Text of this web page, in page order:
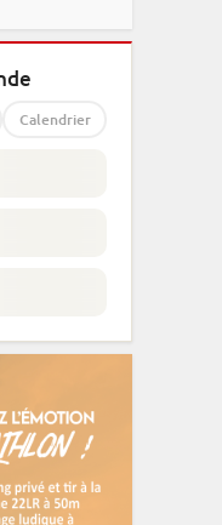
Calendrier